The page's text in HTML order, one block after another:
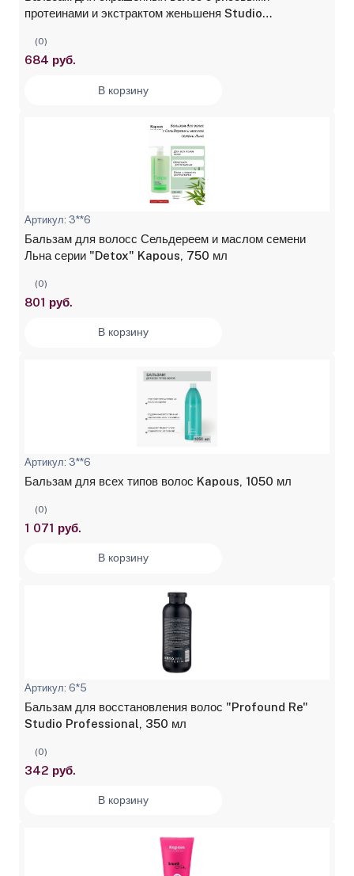
протеинами и экстрактом женьшеня Studio
(0)
684 руб.
В корзину
Артикул: 3**6
Бальзам для волосс Сельдереем и маслом семени
Льна серии "Detox" Kapous, 750 мл
(0)
801 руб.
В корзину
Артикул: 3**6
Бальзам для всех типов волос Kapous, 1050 мл
(0)
1 071 руб.
В корзину
Артикул: 6*5
Бальзам для восстановления волос "Profound Re"
Studio Professional, 350 мл
(0)
342 руб.
В корзину